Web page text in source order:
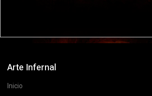
Arte Infernal
Inicio